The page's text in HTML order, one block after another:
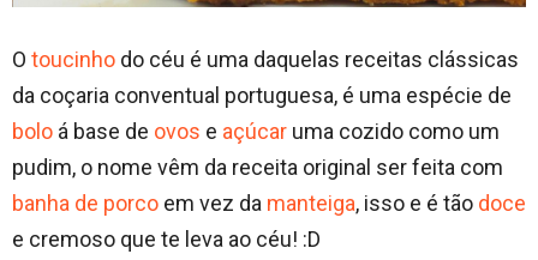
O toucinho do céu é uma daquelas receitas clássicas
da coçaria conventual portuguesa, é uma espécie de
bolo á base de ovos e açúcar uma cozido como um
pudim, o nome vêm da receita original ser feita com
banha de porco em vez da manteiga, isso e é tão doce
e cremoso que te leva ao céu! :D